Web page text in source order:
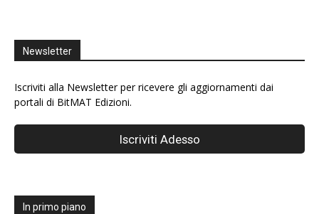
Newsletter
Iscriviti alla Newsletter per ricevere gli aggiornamenti dai
portali di BitMAT Edizioni.
In primo piano